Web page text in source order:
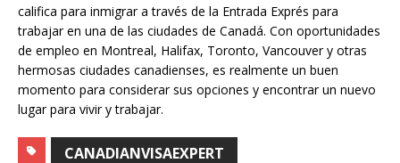
califica para inmigrar a través de la Entrada Exprés para
trabajar en una de las ciudades de Canadá. Con oportunidades
de empleo en Montreal, Halifax, Toronto, Vancouver y otras
hermosas ciudades canadienses, es realmente un buen
momento para considerar sus opciones y encontrar un nuevo
lugar para vivir y trabajar.
CANADIANVISAEXPERT